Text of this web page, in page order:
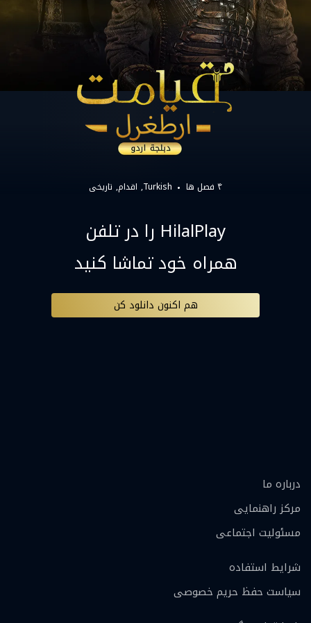
۴ فصل ها Turkish اقدام تاریخی
HilalPlay را در تلفن
همراه خود تماشا کنید
هم اکنون دانلود کن
درباره ما
مرکز راهنمایی
مسئولیت اجتماعی
شرایط استفاده
سیاست حفظ حریم خصوصی